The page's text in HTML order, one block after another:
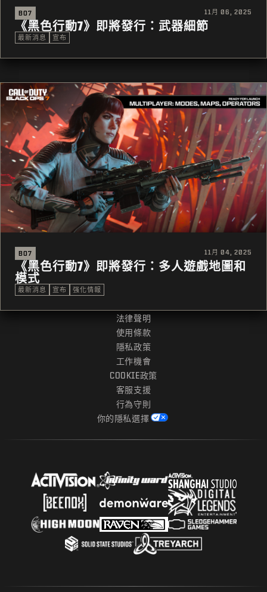
BO7 11月 06, 2025
《黑色行動7》即將發行：武器細節
最新消息 宣布
BO7 11月 04, 2025
《黑色行動7》即將發行：多人遊戲地圖和
模式
最新消息 宣布 强化情報
法律聲明
使用條款
隱私政策
工作機會
COOKIE政策
客服支援
行為守則
你的隱私選擇